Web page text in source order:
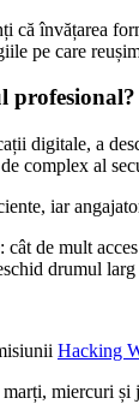
că învățarea
pe care
profesional?
digitale, a
complex al
iar
de mult
drumul
Hacking
miercuri